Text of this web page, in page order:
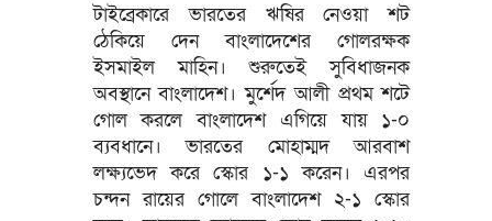
টাইব্রেকারে ভারতের ঋষির নেওয়া শট
ঠেকিয়ে দেন বাংলাদেশের গোলরক্ষক
ইসমাইল মাহিন। শুরুতেই সুবিধাজনক
অবস্থানে বাংলাদেশ। মুর্শেদ আলী প্রথম শটে
গোল করলে বাংলাদেশ এগিয়ে যায় ১-০
ব্যবধানে। ভারতের মোহাম্মদ আরবাশ
লক্ষ্যভেদ করে স্কোর ১-১ করেন। এরপর
চন্দন রায়ের গোলে বাংলাদেশ ২-১ স্কোর